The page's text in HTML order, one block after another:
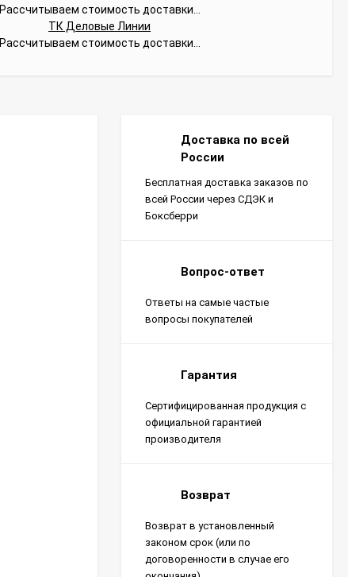
Рассчитываем стоимость доставки...
ТК Деловые Линии
Рассчитываем стоимость доставки...
Доставка по всей
России
Бесплатная доставка заказов по
всей России через СДЭК и
Боксберри
Вопрос-ответ
Ответы на самые частые
вопросы покупателей
Гарантия
Сертифицированная продукция с
официальной гарантией
производителя
Возврат
Возврат в установленный
законом срок (или по
договоренности в случае его